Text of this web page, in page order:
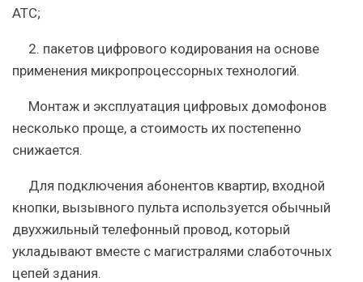
АТС;
2. пакетов цифрового кодирования на основе
применения микропроцессорных технологий.
Монтаж и эксплуатация цифровых домофонов
несколько проще, а стоимость их постепенно
снижается.
Для подключения абонентов квартир, входной
кнопки, вызывного пульта используется обычный
двухжильный телефонный провод, который
укладывают вместе с магистралями слаботочных
цепей здания.